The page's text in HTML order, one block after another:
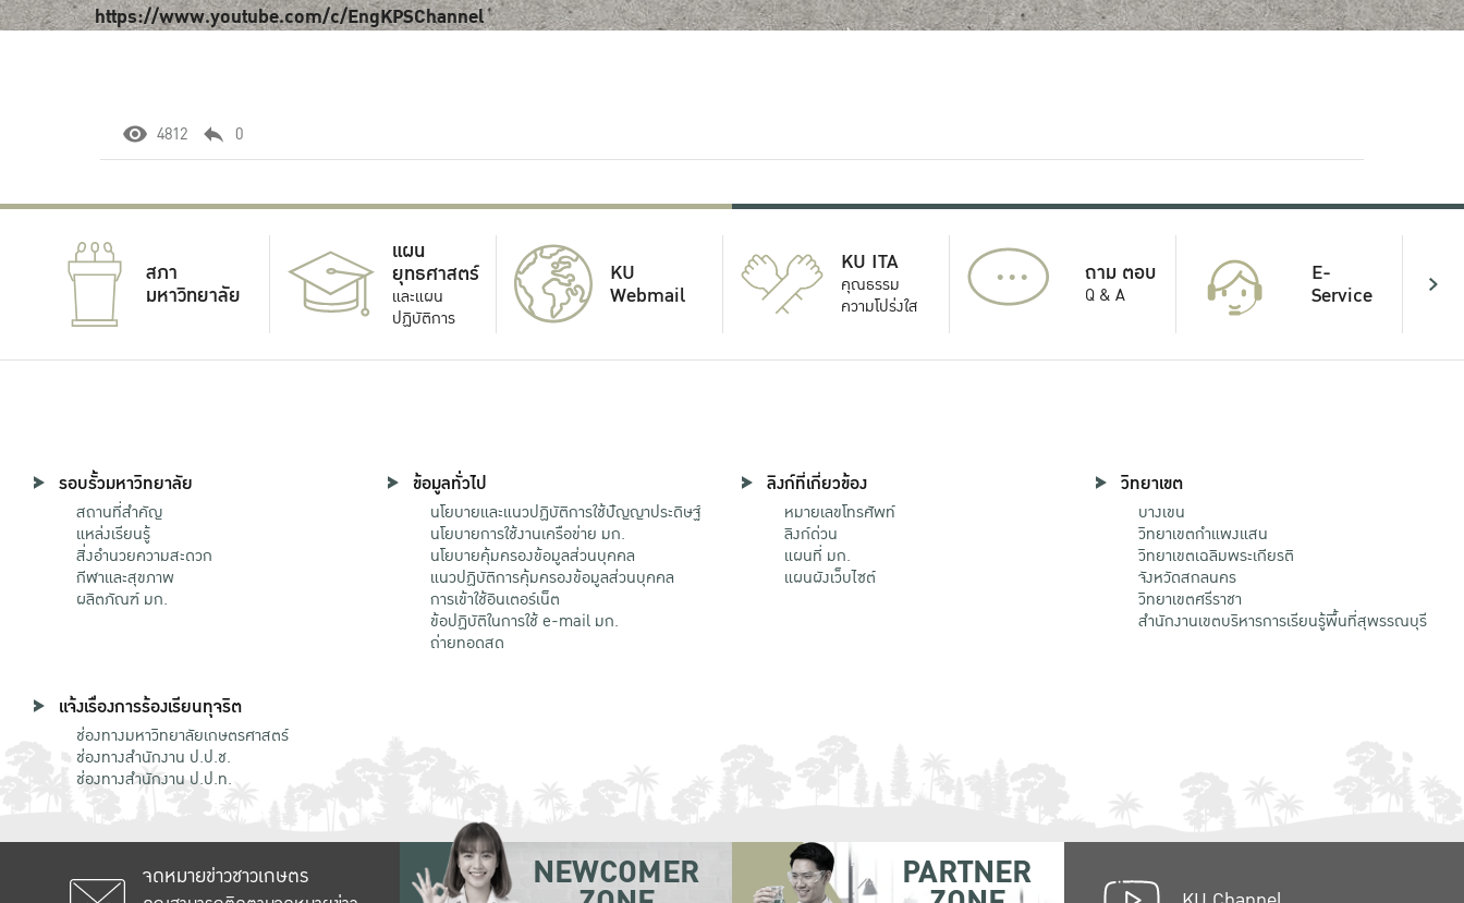
https://www.youtube.com/c/EngKPSChannel
4812 0
สภา
มหาวิทยาลัย
แผน
ยุทธศาสตร์
และแผน
ปฏิบัติการ
KU
Webmail
KU ITA
คุณธรรม
ความโปร่งใส
... ถาม ตอบ
Q & A
E-
Service
รอบรั้วมหาวิทยาลัย
สถานที่สำคัญ
แหล่งเรียนรู้
สิ่งอำนวยความสะดวก
กีฬาและสุขภาพ
ผลิตภัณฑ์ มก.
ข้อมูลทั่วไป
นโยบายและแนวปฏิบัติการใช้ปัญญาประดิษฐ์
นโยบายการใช้งานเครือข่าย มก.
นโยบายคุ้มครองข้อมูลส่วนบุคคล
แนวปฏิบัติการคุ้มครองข้อมูลส่วนบุคคล
การเข้าใช้อินเตอร์เน็ต
ข้อปฏิบัติในการใช้ e-mail มก.
ถ่ายทอดสด
ลิงก์ที่เกี่ยวข้อง
หมายเลขโทรศัพท์
ลิงก์ด่วน
แผนที่ มก.
แผนผังเว็บไซต์
วิทยาเขต
บางเขน
วิทยาเขตกําแพงแสน
วิทยาเขตเฉลิมพระเกียรติ
จังหวัดสกลนคร
วิทยาเขตศรีราชา
สำนักงานเขตบริหารการเรียนรู้พื้นที่สุพรรณบุรี
แจ้งเรื่องการร้องเรียนทุจริต
ช่องทางมหาวิทยาลัยเกษตรศาสตร์
ช่องทางสำนักงาน ป.ป.ช.
ช่องทางสำนักงาน ป.ป.ท.
จดหมายข่าวชาวเกษตร NEWCOMER PARTNER